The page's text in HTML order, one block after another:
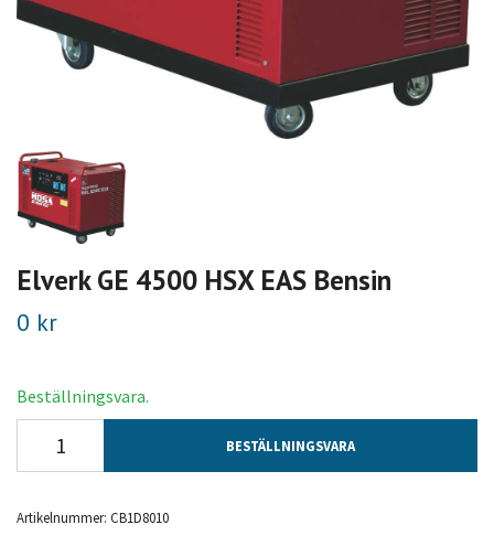
Elverk GE 4500 HSX EAS Bensin
0 kr
Beställningsvara.
BESTÄLLNINGSVARA
Artikelnummer: CB1D8010